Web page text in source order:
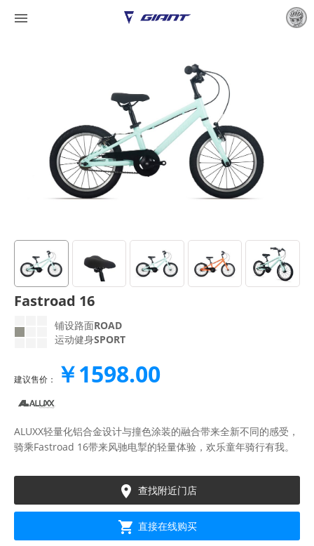

Fastroad 16
铺设路面ROAD
运动健身SPORT
建议售价： ￥1598.00
ALUXX轻量化铝合金设计与撞色涂装的融合带来全新不同的感受，
骑乘Fastroad 16带来风驰电掣的轻量体验，欢乐童年骑行有我。
 查找附近门店
 直接在线购买